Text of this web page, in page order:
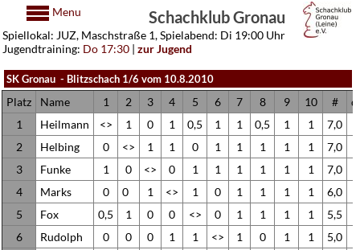
Menu Schachklub Gronau
Spiellokal: JUZ, Maschstraße 1, Spielabend: Di 19:00 Uhr
Jugendtraining: Do 17:30 | zur Jugend
SK Gronau - Blitzschach 1/6 vom 10.8.2010
Platz Name 1 2 3 4 5 6 7 8 9 10 #
1
Heilmann <> 1 0 1 0,5 1 1 0,5 1 1 7,0
2
Helbing 0 <> 1 1 0 1 1 1 1 1 7,0
3
Funke 1 0 <> 0 1 1 1 1 1 1 7,0
4
Marks 0 0 1 <> 1 0 1 1 1 1
6,0
5
Fox 0,5 1 0 0 <> 0 1 1 1 1
5,5
6
Rudolph 0 0 0 1 1 <> 1 0 1 1
5,0